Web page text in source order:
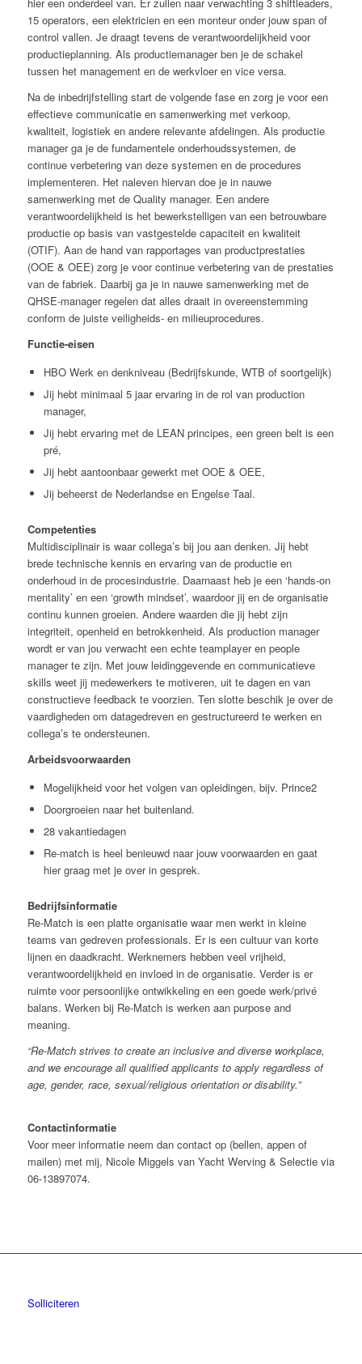
15 operators, een elektricien en een monteur onder jouw span of
control vallen. Je draagt tevens de verantwoordelijkheid voor
productieplanning. Als productiemanager ben je de schakel
tussen het management en de werkvloer en vice versa.
Na de inbedrijfstelling start de volgende fase en zorg je voor een
effectieve communicatie en samenwerking met verkoop,
kwaliteit, logistiek en andere relevante afdelingen. Als productie
manager ga je de fundamentele onderhoudssystemen, de
continue verbetering van deze systemen en de procedures
implementeren. Het naleven hiervan doe je in nauwe
samenwerking met de Quality manager. Een andere
verantwoordelijkheid is het bewerkstelligen van een betrouwbare
productie op basis van vastgestelde capaciteit en kwaliteit
(OTIF). Aan de hand van rapportages van productprestaties
(OOE & OEE) zorg je voor continue verbetering van de prestaties
van de fabriek. Daarbij ga je in nauwe samenwerking met de
QHSE-manager regelen dat alles draait in overeenstemming
conform de juiste veiligheids- en milieuprocedures.
Functie-eisen
HBO Werk en denkniveau (Bedrijfskunde, WTB of soortgelijk)
Jij hebt minimaal 5 jaar ervaring in de rol van production
manager,
Jij hebt ervaring met de LEAN principes, een green belt is een
pré,
Jij hebt aantoonbaar gewerkt met OOE & OEE,
Jij beheerst de Nederlandse en Engelse Taal.
Competenties
Multidisciplinair is waar collega’s bij jou aan denken. Jij hebt
brede technische kennis en ervaring van de productie en
onderhoud in de procesindustrie. Daarnaast heb je een ‘hands-on
mentality’ en een ‘growth mindset’, waardoor jij en de organisatie
continu kunnen groeien. Andere waarden die jij hebt zijn
integriteit, openheid en betrokkenheid. Als production manager
wordt er van jou verwacht een echte teamplayer en people
manager te zijn. Met jouw leidinggevende en communicatieve
skills weet jij medewerkers te motiveren, uit te dagen en van
constructieve feedback te voorzien. Ten slotte beschik je over de
vaardigheden om datagedreven en gestructureerd te werken en
collega’s te ondersteunen.
Arbeidsvoorwaarden
Mogelijkheid voor het volgen van opleidingen, bijv. Prince2
Doorgroeien naar het buitenland.
28 vakantiedagen
Re-match is heel benieuwd naar jouw voorwaarden en gaat
hier graag met je over in gesprek.
Bedrijfsinformatie
Re-Match is een platte organisatie waar men werkt in kleine
teams van gedreven professionals. Er is een cultuur van korte
lijnen en daadkracht. Werknemers hebben veel vrijheid,
verantwoordelijkheid en invloed in de organisatie. Verder is er
ruimte voor persoonlijke ontwikkeling en een goede werk/privé
balans. Werken bij Re-Match is werken aan purpose and
meaning.
“Re-Match strives to create an inclusive and diverse workplace,
and we encourage all qualified applicants to apply regardless of
age, gender, race, sexual/religious orientation or disability.”
Contactinformatie
Voor meer informatie neem dan contact op (bellen, appen of
mailen) met mij, Nicole Miggels van Yacht Werving & Selectie via
06-13897074.
Solliciteren